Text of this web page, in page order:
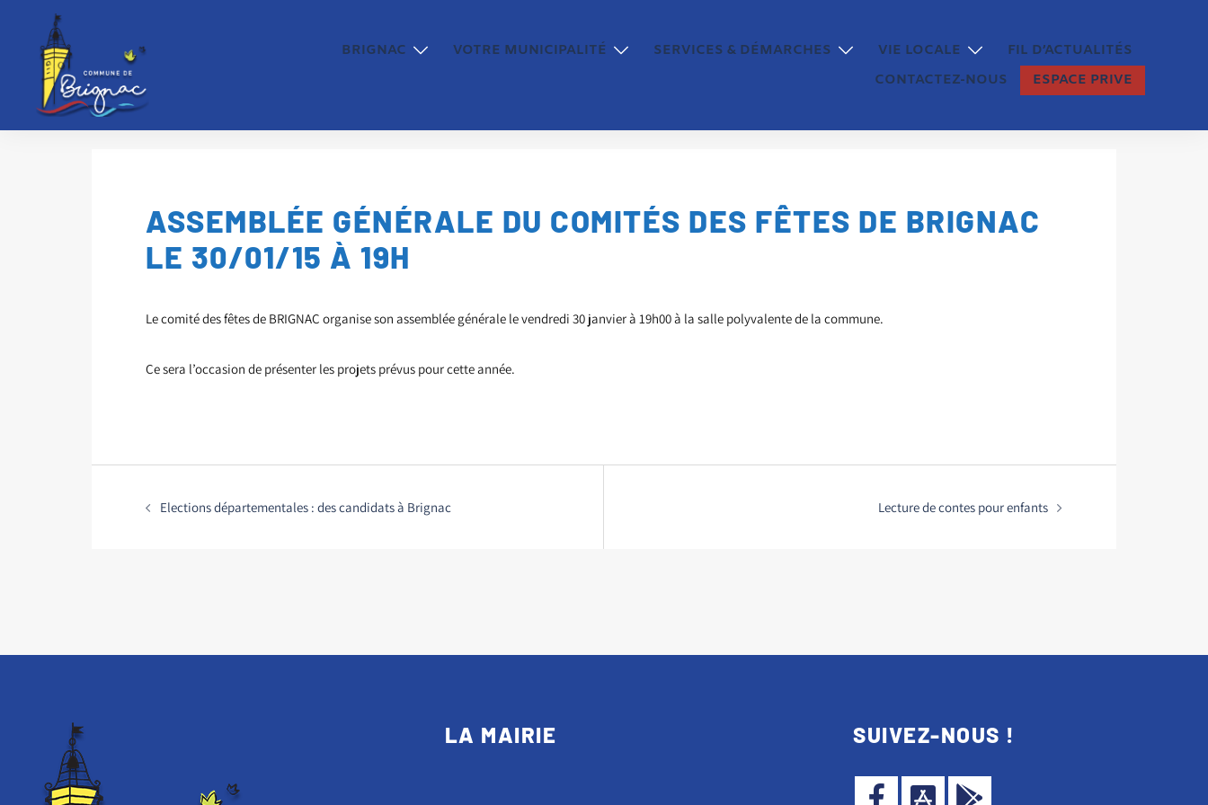
BRIGNAC VOTRE MUNICIPALITÉ SERVICES & DÉMARCHES VIE LOCALE
FIL D’ACTUALITÉS
CONTACTEZ-NOUS
ESPACE PRIVE
ASSEMBLÉE GÉNÉRALE DU COMITÉS DES FÊTES DE BRIGNAC
LE 30/01/15 À 19H
Le comité des fêtes de BRIGNAC organise son assemblée générale le vendredi 30 janvier à 19h00 à la salle polyvalente de la commune.
Ce sera l’occasion de présenter les projets prévus pour cette année.
Elections départementales : des candidats à Brignac Lecture de contes pour enfants
LA MAIRIE SUIVEZ-NOUS !